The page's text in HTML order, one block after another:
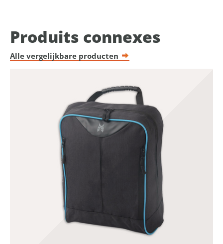
Produits connexes
Alle vergelijkbare producten